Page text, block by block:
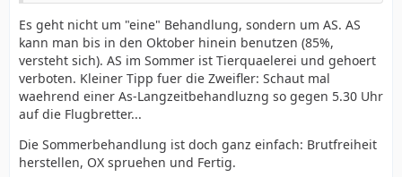
Es geht nicht um "eine" Behandlung, sondern um AS. AS
kann man bis in den Oktober hinein benutzen (85%,
versteht sich). AS im Sommer ist Tierquaelerei und gehoert
verboten. Kleiner Tipp fuer die Zweifler: Schaut mal
waehrend einer As-Langzeitbehandluzng so gegen 5.30 Uhr
auf die Flugbretter...
Die Sommerbehandlung ist doch ganz einfach: Brutfreiheit
herstellen, OX spruehen und Fertig.